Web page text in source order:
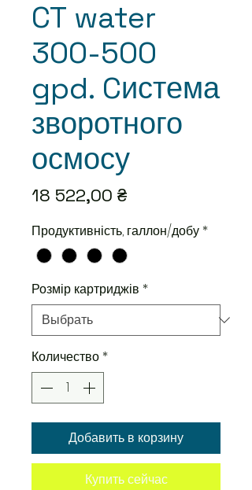
CT water
300-500
gpd. Cистема
зворотного
осмосу
18 522,00 ₴Цена
Продуктивність, галлон/добу *
Розмір картриджів *
Количество *
Добавить в корзину
Купить сейчас